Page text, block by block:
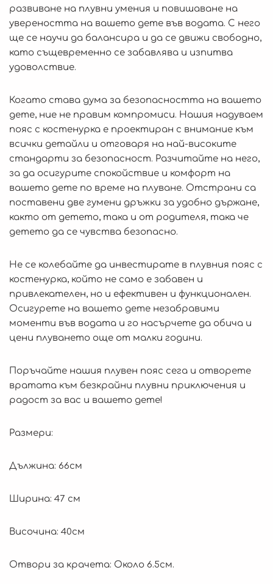
развиване на плувни умения и повишаване на
увереността на вашето дете във водата. С него
ще се научи да балансира и да се движи свободно,
като същевременно се забавлява и изпитва
удоволствие.
Когато става дума за безопасността на вашето
дете, ние не правим компромиси. Нашия надуваем
пояс с костенурка е проектиран с внимание към
всички детайли и отговаря на най-високите
стандарти за безопасност. Разчитайте на него,
за да осигурите спокойствие и комфорт на
вашето дете по време на плуване. Отстрани са
поставени две гумени дръжки за удобно държане,
както от детето, така и от родителя, така че
детето да се чувства безопасно.
Не се колебайте да инвестирате в плувния пояс с
костенурка, който не само е забавен и
привлекателен, но и ефективен и функционален.
Осигурете на вашето дете незабравими
моменти във водата и го насърчете да обича и
цени плуването още от малки години.
Поръчайте нашия плувен пояс сега и отворете
вратата към безкрайни плувни приключения и
радост за вас и вашето дете!
Размери:
Дължина: 66см
Ширина: 47 см
Височина: 40см
Отвори за крачета: Около 6.5см.